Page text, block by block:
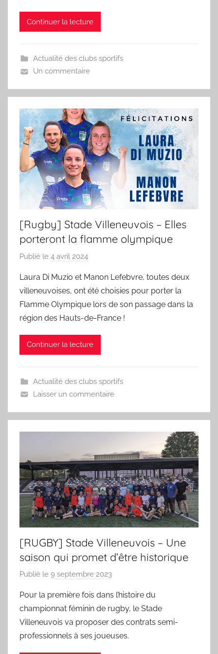
p
o
a
m
a
Continuer la lecture
Actualité des clubs sportifs
Un commentaire
[Rugby] Stade Villeneuvois – Elles
porteront la flamme olympique
Publié le 4 avril 2024
r
S
p
o
'
a
a
Laura Di Muzio et Manon Lefebvre, toutes deux
villeneuvoises, ont été choisies pour porter la
Flamme Olympique lors de son passage dans la
région des Hauts-de-France !
Continuer la lecture
Actualité des clubs sportifs
Laisser un commentaire
[RUGBY] Stade Villeneuvois – Une
saison qui promet d’être historique
Publié le 9 septembre 2023
r
S
p
o
Pour la première fois dans l’histoire du
championnat féminin de rugby, le Stade
Villeneuvois va proposer des contrats semi-
professionnels à ses joueuses.